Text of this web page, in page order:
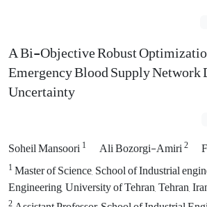
A Bi-Objective Robust
Emergency Blood Supply Network
Uncertainty
Soheil Mansoori1 Ali Bozorgi-Amiri2
1Master of Science, School of Industrial
Engineering, University of Tehran, Tehran,